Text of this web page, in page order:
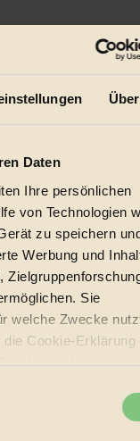
Daten
Ihre persönlichen
von Technologien
zu speichern
Werbung und
Sie
welche Zwecke
Cookie-Erklärung
ändern oder
Artikel,
und bewussten
Ideen, Menschen